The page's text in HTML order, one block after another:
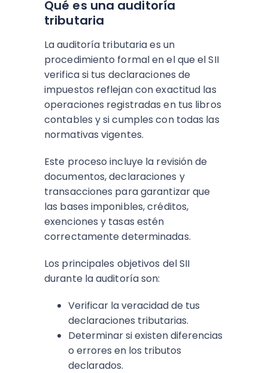
Qué es una auditoría
tributaria
La auditoría tributaria es un
procedimiento formal en el que el SII
verifica si tus declaraciones de
impuestos reflejan con exactitud las
operaciones registradas en tus libros
contables y si cumples con todas las
normativas vigentes.
Este proceso incluye la revisión de
documentos, declaraciones y
transacciones para garantizar que
las bases imponibles, créditos,
exenciones y tasas estén
correctamente determinadas.
Los principales objetivos del SII
durante la auditoría son:
Verificar la veracidad de tus
declaraciones tributarias.
Determinar si existen diferencias
o errores en los tributos
declarados.